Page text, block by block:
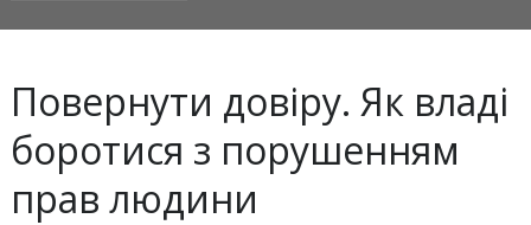
Повернути довіру. Як владі
боротися з порушенням
прав людини